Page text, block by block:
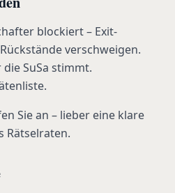
blockiert – Exit-
verschweigen.
SuSa stimmt.
Sie an – lieber eine klare
Rätselraten.